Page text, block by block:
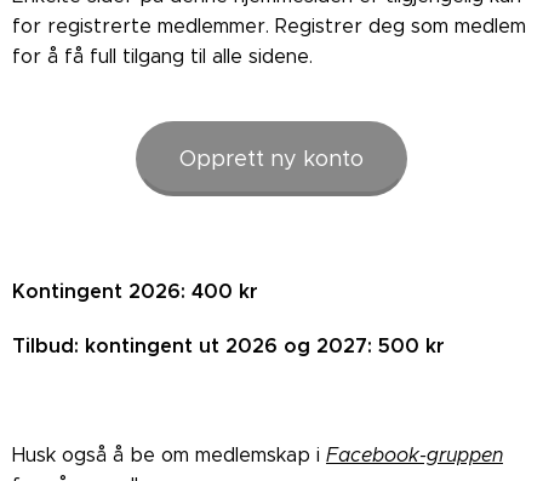
for registrerte medlemmer. Registrer deg som medlem
for å få full tilgang til alle sidene.
Opprett ny konto
Kontingent 2026: 400 kr
Tilbud: kontingent ut 2026 og 2027: 500 kr
Husk også å be om medlemskap i Facebook-gruppen